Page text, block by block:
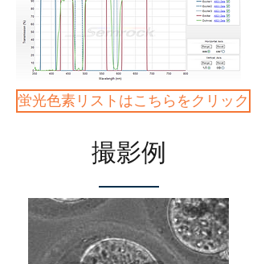
蛍光色素リストはこちらをクリック
​撮影例